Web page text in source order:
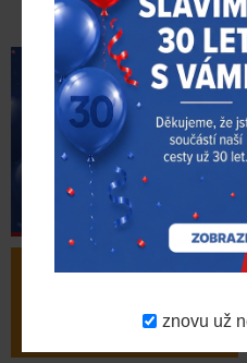
znovu už
VÝPRODEJ